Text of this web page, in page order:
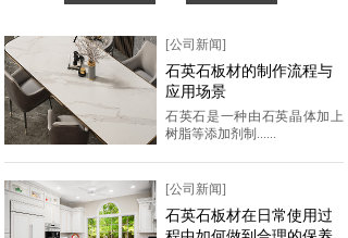
[公司新闻]
石英石板材的制作流程与
应用场景
石英石是一种由石英晶体加上
树脂等添加剂制......
[公司新闻]
石英石板材在日常使用过